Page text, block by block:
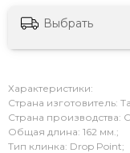
Выбрать
Характеристики:
Страна изготовитель:
Страна производства:
Общая длина: 162 мм.;
Тип клинка: Drop Point;